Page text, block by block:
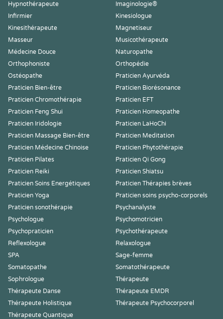
Hypnothérapeute
Imaginologie®
Infirmier
Kinesiologue
Kinesithérapeute
Magnetiseur
Masseur
Musicothérapeute
Médecine Douce
Naturopathe
Orthophoniste
Orthopédie
Ostéopathe
Praticien Ayurvéda
Praticien Bien-être
Praticien Biorésonance
Praticien Chromothérapie
Praticien EFT
Praticien Feng Shui
Praticien Homeopathe
Praticien Iridologie
Praticien LaHoChi
Praticien Massage Bien-être
Praticien Meditation
Praticien Médecine Chinoise
Praticien Phytothérapie
Praticien Pilates
Praticien Qi Gong
Praticien Reiki
Praticien Shiatsu
Praticien Soins Energétiques
Praticien Thérapies brèves
Praticien Yoga
Praticien soins psycho-corporels
Praticien sonothérapie
Psychanalyste
Psychologue
Psychomotricien
Psychopraticien
Psychothérapeute
Reflexologue
Relaxologue
SPA
Sage-femme
Somatopathe
Somatothérapeute
Sophrologue
Thérapeute
Thérapeute Danse
Thérapeute EMDR
Thérapeute Holistique
Thérapeute Psychocorporel
Thérapeute Quantique